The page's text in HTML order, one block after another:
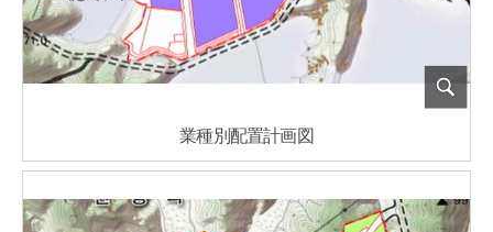
業種別配置計画図